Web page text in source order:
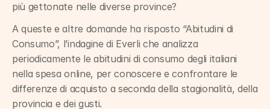
più gettonate nelle diverse province?
A queste e altre domande ha risposto “Abitudini di
Consumo”, l’indagine di Everli che analizza
periodicamente le abitudini di consumo degli italiani
nella spesa online, per conoscere e confrontare le
differenze di acquisto a seconda della stagionalità, della
provincia e dei gusti.